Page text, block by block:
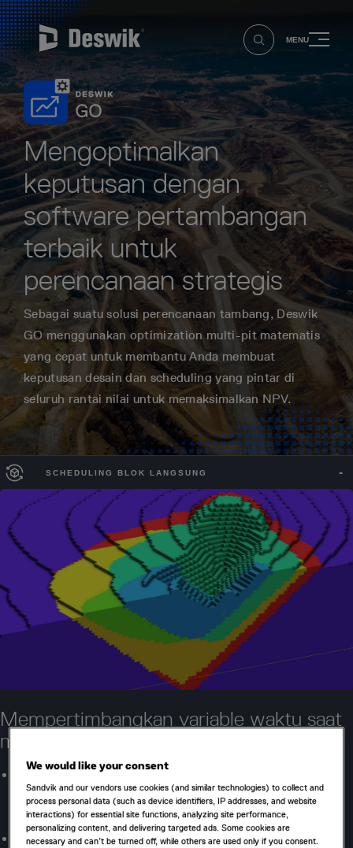
MENU
Mengoptimalkan
keputusan dengan
software pertambangan
terbaik untuk
perencanaan strategis
Sebagai suatu solusi perencanaan tambang, Deswik
GO menggunakan optimization multi-pit matematis
yang cepat untuk membantu Anda membuat
keputusan desain dan scheduling yang pintar di
seluruh rantai nilai untuk memaksimalkan NPV.
SCHEDULING BLOK LANGSUNG
Mempertimbangkan variable waktu saat
merencanakan
Alat optimization mine-to-market yang sangat fleksibel
yang akan memaksimalkan margin dari rantai nilai
tambang.
Rencanakan segala horizon waktu dalam satu alat bantu,
We would like your consent
Sandvik and our vendors use cookies (and similar technologies) to collect and
process personal data (such as device identifiers, IP addresses, and website
interactions) for essential site functions, analyzing site performance,
personalizing content, and delivering targeted ads. Some cookies are
necessary and can’t be turned off, while others are used only if you consent.